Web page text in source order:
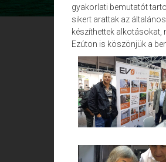
gyakorlati bemutatót
sikert arattak az
készíthettek alkotásokat,
Ezúton is köszönjük a